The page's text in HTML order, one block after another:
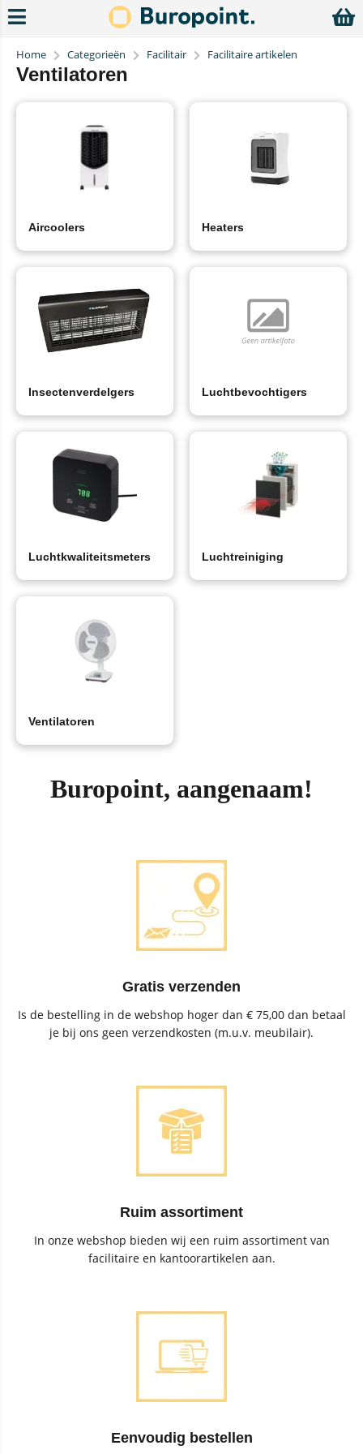
Home Categorieën Facilitair Facilitaire artikelen
Ventilatoren
Aircoolers Heaters
Insectenverdelgers Luchtbevochtigers
Luchtkwaliteitsmeters Luchtreiniging
Ventilatoren
Buropoint, aangenaam!
Gratis verzenden
Is de bestelling in de webshop hoger dan € 75,00 dan betaal
je bij ons geen verzendkosten (m.u.v. meubilair).
Ruim assortiment
In onze webshop bieden wij een ruim assortiment van
facilitaire en kantoorartikelen aan.
Eenvoudig bestellen